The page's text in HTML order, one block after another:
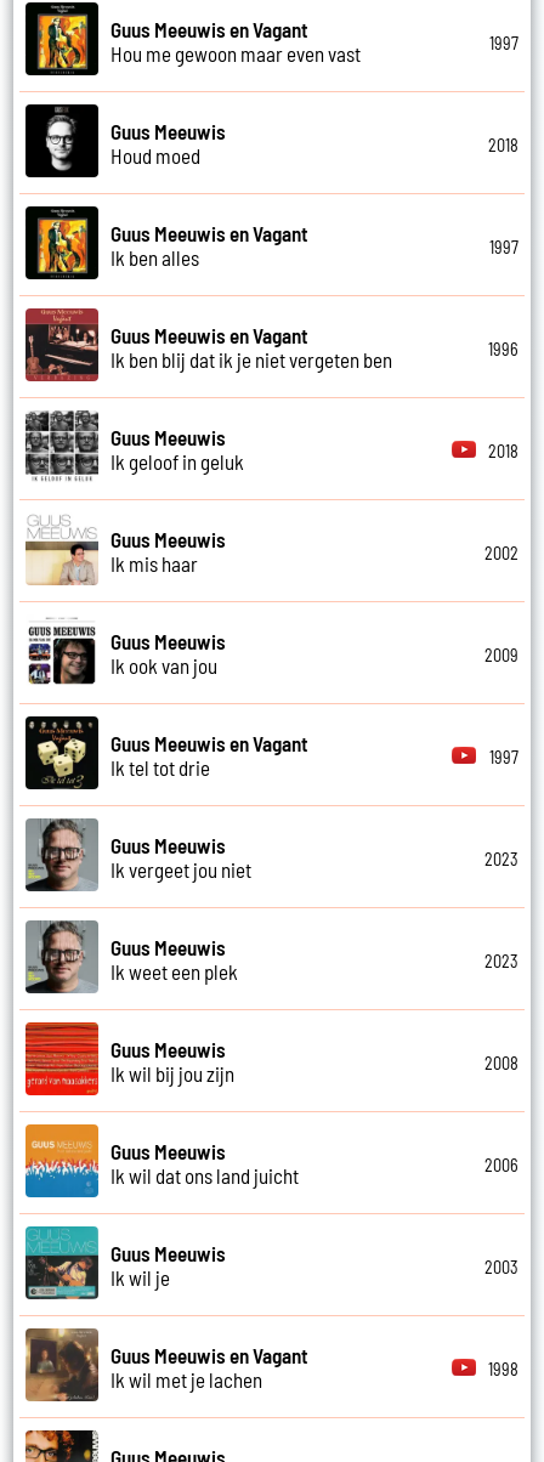
Guus Meeuwis en Vagant
Hou me gewoon maar even vast
1997
Guus Meeuwis
Houd moed
2018
Guus Meeuwis en Vagant
Ik ben alles
1997
Guus Meeuwis en Vagant
Ik ben blij dat ik je niet vergeten ben
1996
Guus Meeuwis
Ik geloof in geluk
2018
Guus Meeuwis
Ik mis haar
2002
Guus Meeuwis
Ik ook van jou
2009
Guus Meeuwis en Vagant
Ik tel tot drie
1997
Guus Meeuwis
Ik vergeet jou niet
2023
Guus Meeuwis
Ik weet een plek
2023
Guus Meeuwis
Ik wil bij jou zijn
2008
Guus Meeuwis
Ik wil dat ons land juicht
2006
Guus Meeuwis
Ik wil je
2003
Guus Meeuwis en Vagant
Ik wil met je lachen
1998
Guus Meeuwis